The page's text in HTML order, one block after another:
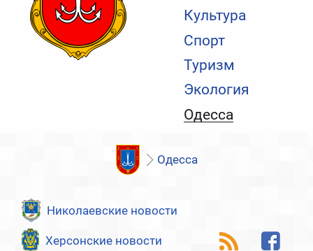
Культура
Спорт
Туризм
Экология
Одесса
Одесса
Николаевские новости
Херсонские новости